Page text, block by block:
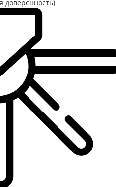
доверенность)